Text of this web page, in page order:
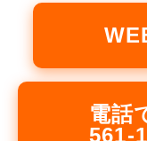
電話
561-